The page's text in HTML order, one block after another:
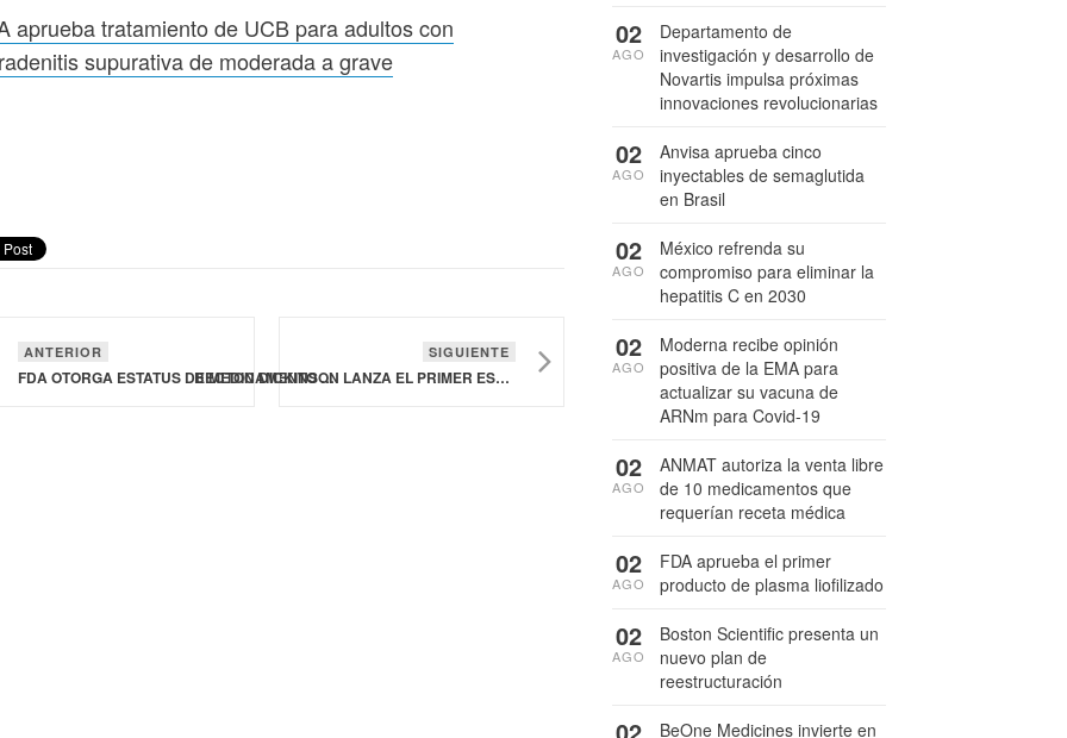
aprueba tratamiento de UCB para adultos con
supurativa de moderada a grave
ANTERIOR
FDA OTORGA ESTATUS DE MEDICAMENTO HUÉRFANO A FÁRMACO DE CERVOMED PARA DEMENCIA FRONTOTEMPORAL
SIGUIENTE
BECTON DICKINSON LANZA EL PRIMER ESTUDIO DE AUTOTOMA DE MUESTRAS DE VPH PARA DETECTAR EL CÁNCER DE CUELLO UTERINO
Departamento de
investigación y desarrollo de
Novartis impulsa próximas
innovaciones revolucionarias
02
AGO
Anvisa aprueba cinco
inyectables de semaglutida
en Brasil
02
AGO
México refrenda su
compromiso para eliminar la
hepatitis C en 2030
02
AGO
Moderna recibe opinión
positiva de la EMA para
actualizar su vacuna de
ARNm para Covid-19
02
AGO
ANMAT autoriza la venta libre
de 10 medicamentos que
requerían receta médica
02
AGO
FDA aprueba el primer
producto de plasma liofilizado
02
AGO
Boston Scientific presenta un
nuevo plan de
reestructuración
02
AGO
BeOne Medicines invierte en